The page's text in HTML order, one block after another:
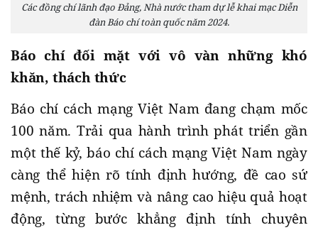
Các đồng chí lãnh đạo Đảng, Nhà nước tham dự lễ khai mạc Diễn
đàn Báo chí toàn quốc năm 2024.
Báo chí đối mặt với vô vàn những khó
khăn, thách thức
Báo chí cách mạng Việt Nam đang chạm mốc
100 năm. Trải qua hành trình phát triển gần
một thế kỷ, báo chí cách mạng Việt Nam ngày
càng thể hiện rõ tính định hướng, đề cao sứ
mệnh, trách nhiệm và nâng cao hiệu quả hoạt
động, từng bước khẳng định tính chuyên